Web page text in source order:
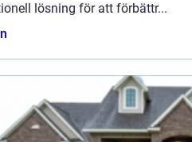
lösning för att förbättr...